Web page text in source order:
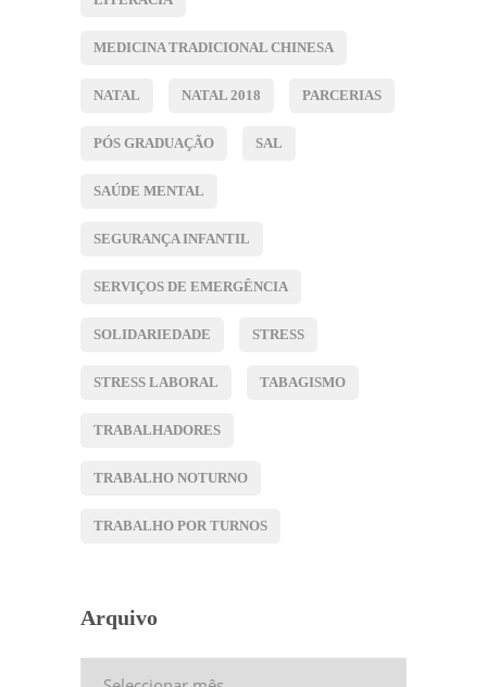
MEDICINA TRADICIONAL CHINESA
NATAL NATAL 2018 PARCERIAS
PÓS GRADUAÇÃO SAL
SAÚDE MENTAL
SEGURANÇA INFANTIL
SERVIÇOS DE EMERGÊNCIA
SOLIDARIEDADE STRESS
STRESS LABORAL TABAGISMO
TRABALHADORES
TRABALHO NOTURNO
TRABALHO POR TURNOS
Arquivo